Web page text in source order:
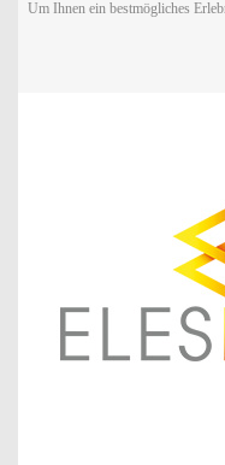
Um Ihnen ein bestmögliches